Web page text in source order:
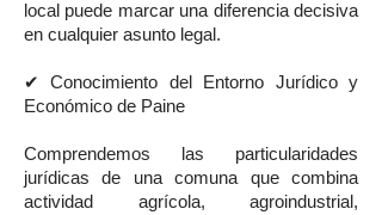
local puede marcar una diferencia decisiva
en cualquier asunto legal.
✔ Conocimiento del Entorno Jurídico y
Económico de Paine
Comprendemos las particularidades
jurídicas de una comuna que combina
actividad agrícola, agroindustrial,